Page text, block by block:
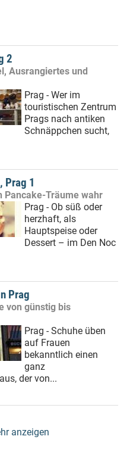
2
Ausrangiertes und
Prag - Wer im
touristischen Zentrum
Prags nach antiken
Schnäppchen sucht,
Prag 1
Pancake-Träume wahr
Prag - Ob süß oder
herzhaft, als
Hauptspeise oder
Dessert – im Den Noc
Prag
von günstig bis
Prag - Schuhe üben
auf Frauen
bekanntlich einen
ganz
der von...
anzeigen